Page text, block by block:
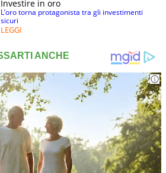
Investire in oro
L’oro torna protagonista tra gli investimenti
sicuri
LEGGI